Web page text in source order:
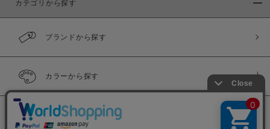
カテゴリから探す
ブランドから探す
カラーから探す
履き比べ可能商品